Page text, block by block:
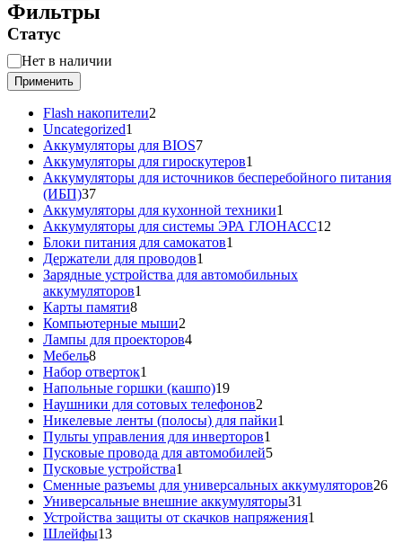
Фильтры
Статус
Статус
Нет в наличии
Применить
Flash накопители2
Uncategorized1
товар
Аккумуляторы для BIOS77
товаров
Аккумуляторы для гироскутеров1
товар
Аккумуляторы для источников бесперебойного питания
(ИБП)3737
товаров
Аккумуляторы для кухонной техники1
товар
Аккумуляторы для системы ЭРА ГЛОНАСС12
Блоки питания для самокатов1
Держатели для проводов1
товар
Зарядные устройства для автомобильных
аккумуляторов1
Карты памяти88
товаров
Компьютерные мыши2
товара
Лампы для проекторов44
Мебель88
товаров
Набор отверток1
товар
Напольные горшки (кашпо)1919
товаров
Наушники для сотовых телефонов2
товара
Никелевые ленты (полосы) для пайки1
Пульты управления для инверторов1
товар
Пусковые провода для автомобилей55
Пусковые устройства1
товар
Сменные разъемы для универсальных аккумуляторов2626
Универсальные внешние аккумуляторы31
товар
Устройства защиты от скачков напряжения1
Шлейфы1313